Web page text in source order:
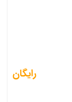
رایگان